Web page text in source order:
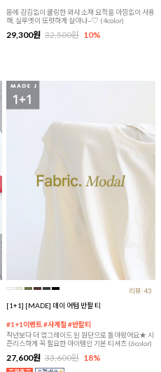
몸에 감김없이 쿨링한 와샤 소재 요척을 아낌없이 사용
해, 실루엣이 또렷하게 살아나~♡ (4color)
29,300원 32,500원 10%
리뷰:43
[1+1] [MADE] 데이 어텀 반팔 티
#1+1이벤트 #사계절 #반팔티
작년보다 더 업그레이드 된 원단으로 돌아왔어요★ 시
즌리스하게 꼭 필요한 아이템인 기본 티셔츠 (6color)
27,600원 33,600원 18%